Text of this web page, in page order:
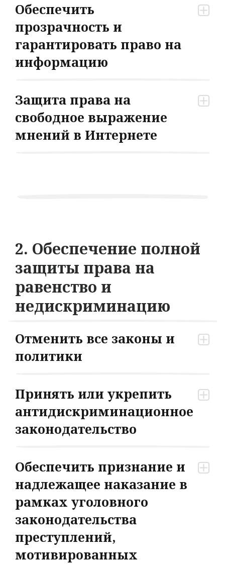
Обеспечить
прозрачность и
гарантировать право на
информацию
Защита права на
свободное выражение
мнений в Интернете
2. Обеспечение полной
защиты права на
равенство и
недискриминацию
Отменить все законы и
политики
Принять или укрепить
антидискриминационное
законодательство
Обеспечить признание и
надлежащее наказание в
рамках уголовного
законодательства
преступлений,
мотивированных